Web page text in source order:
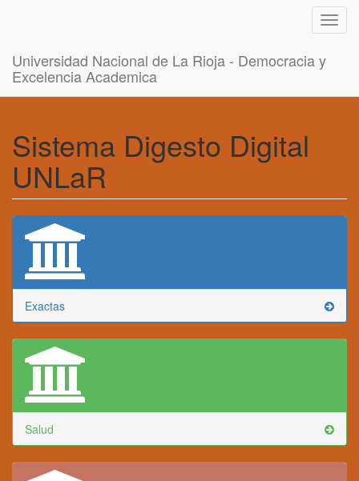
Universidad Nacional de La Rioja - Democracia y
Excelencia Academica
Sistema Digesto Digital
UNLaR
Exactas
Salud